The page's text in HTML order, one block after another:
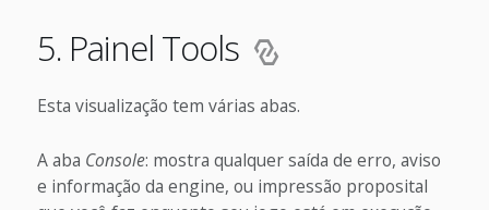
5. Painel Tools
Esta visualização tem várias abas.
A aba Console: mostra qualquer saída de erro, aviso
e informação da engine, ou impressão proposital